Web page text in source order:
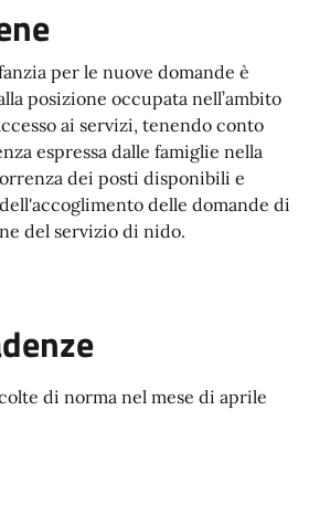
per le nuove domande è
posizione occupata nell’ambito
ai servizi, tenendo conto
espressa dalle famiglie nella
dei posti disponibili e
delle domande di
del servizio di nido.
di norma nel mese di aprile